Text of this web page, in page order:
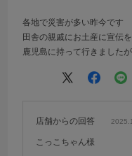
各地で災害が多い昨今です
田舎の親戚にお土産に宣伝
鹿児島に持って行きました
店舗からの回答
こっこちゃん様